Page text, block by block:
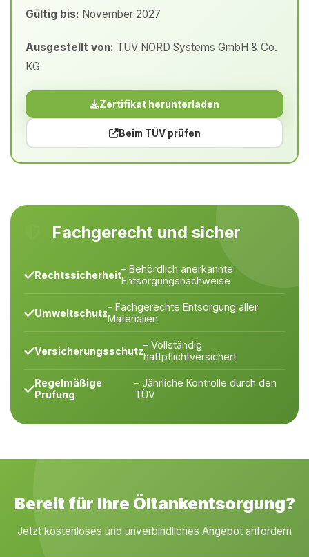
Gültig bis: November 2027
Ausgestellt von: TÜV NORD Systems GmbH & Co.
KG
Zertifikat herunterladen
Beim TÜV prüfen
Fachgerecht und sicher
Rechtssicherheit– Behördlich anerkannte
Entsorgungsnachweise
Umweltschutz– Fachgerechte Entsorgung aller
Materialien
Versicherungsschutz– Vollständig
haftpflichtversichert
Regelmäßige
Prüfung
– Jährliche Kontrolle durch den
TÜV
Bereit für Ihre Öltankentsorgung?
Jetzt kostenloses und unverbindliches Angebot anfordern